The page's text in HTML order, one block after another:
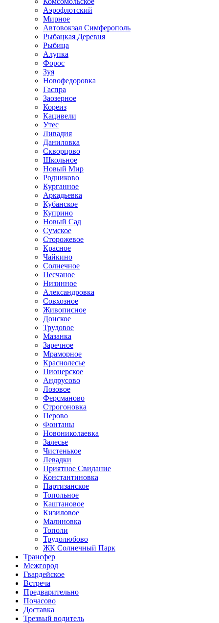
Аэрофлотский
Мирное
Автовокзал Симферополь
Рыбацкая Деревня
Рыбица
Алупка
Форос
Зуя
Новофедоровка
Гаспра
Заозерное
Кореиз
Кацивели
Утес
Ливадия
Даниловка
Скворцово
Школьное
Новый Мир
Родниково
Курганное
Аркадьевка
Кубанское
Куприно
Новый Сад
Сумское
Сторожевое
Красное
Чайкино
Солнечное
Песчаное
Низинное
Александровка
Совхозное
Живописное
Донское
Трудовое
Мазанка
Заречное
Мраморное
Краснолесье
Пионерское
Андрусово
Лозовое
Ферсманово
Строгоновка
Перово
Фонтаны
Новониколаевка
Залесье
Чистенькое
Левадки
Приятное Свидание
Константиновка
Партизанское
Топольное
Каштановое
Кизиловое
Малиновка
Тополи
Трудолюбово
ЖК Солнечный Парк
Трансфер
Межгород
Гвардейское
Встреча
Предварительно
Почасово
Доставка
Трезвый водитель